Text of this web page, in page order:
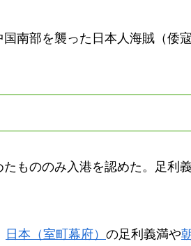
南部を襲った日本人海賊（倭
もののみ入港を認めた。足利
日本（室町幕府） の足利義満や